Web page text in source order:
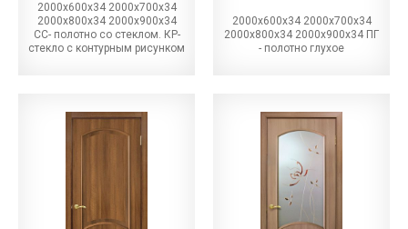
2000х600х34 2000х700х34
2000х800х34 2000х900х34
СС- полотно со стеклом. КР-
стекло с контурным рисунком
2000х600х34 2000х700х34
2000х800х34 2000х900х34 ПГ
- полотно глухое